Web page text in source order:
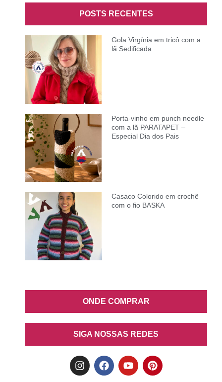
POSTS RECENTES
Gola Virgínia em tricô com a
lã Sedificada
Porta-vinho em punch needle
com a lã PARATAPET –
Especial Dia dos Pais
Casaco Colorido em crochê
com o fio BASKA
ONDE COMPRAR
SIGA NOSSAS REDES